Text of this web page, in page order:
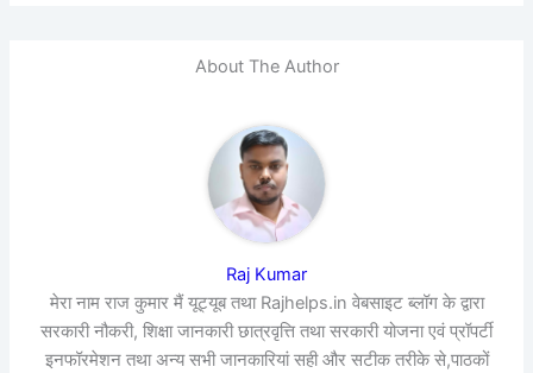
About The Author
Raj Kumar
मेरा नाम राज कुमार मैं यूट्यूब तथा Rajhelps.in वेबसाइट ब्लॉग के द्वारा
सरकारी नौकरी, शिक्षा जानकारी छात्रवृत्ति तथा सरकारी योजना एवं प्रॉपर्टी
इनफॉरमेशन तथा अन्य सभी जानकारियां सही और सटीक तरीके से,पाठकों